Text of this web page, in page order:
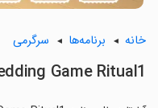
خانه برنامه‌ها سرگرمی
Game Ritual1